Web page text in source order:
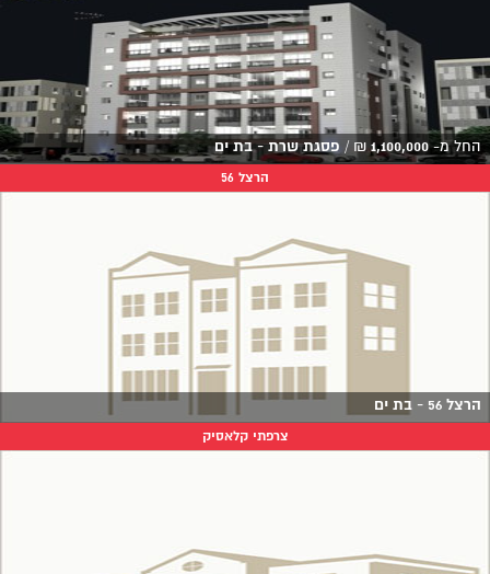
החל מ-1,100,000
₪
/ פסגת שרת - בת ים
הרצל 56
הרצל 56 - בת ים
צרפתי קלאסיק